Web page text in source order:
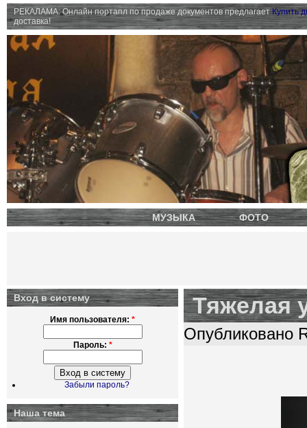
РЕКАЛАМА: Онлайн портапл по продаже документов предлагаетКупить
доставка!
МУЗЫКА ФОТО
Вход в систему
Имя пользователя: *
Пароль: *
Забыли пароль?
Наша тема
Тяжелая
Опубликовано